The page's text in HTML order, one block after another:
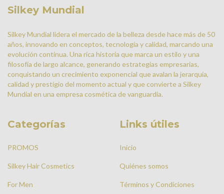
Silkey Mundial
Silkey Mundial lidera el mercado de la belleza desde hace más de 50
años, innovando en conceptos, tecnología y calidad, marcando una
evolución continua. Una rica historia que marca un estilo y una
filosofía de largo alcance, generando estrategias empresarias,
conquistando un crecimiento exponencial que avalan la jerarquía,
calidad y prestigio del momento actual y que convierte a Silkey
Mundial en una empresa cosmética de vanguardia.
Categorías
PROMOS
Silkey Hair Cosmetics
For Men
Links útiles
Inicio
Quiénes somos
Términos y Condiciones